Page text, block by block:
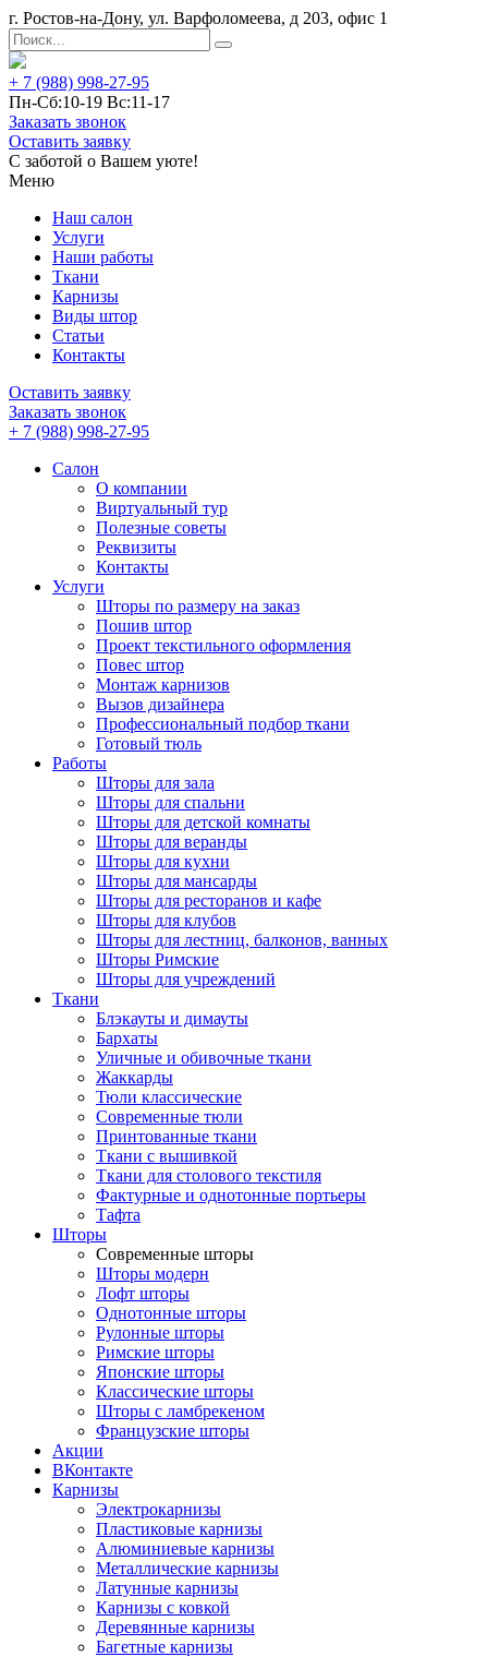
г. Ростов-на-Дону, ул. Варфоломеева, д 203, офис 1
+ 7 (988) 998-27-95
Пн-Сб:10-19 Вс:11-17
Заказать звонок
Оставить заявку
С заботой о Вашем уюте!
Меню
Наш салон
Услуги
Наши работы
Ткани
Карнизы
Виды штор
Статьи
Контакты
Оставить заявку
Заказать звонок
+ 7 (988) 998-27-95
Салон
О компании
Виртуальный тур
Полезные советы
Реквизиты
Контакты
Услуги
Шторы по размеру на заказ
Пошив штор
Проект текстильного оформления
Повес штор
Монтаж карнизов
Вызов дизайнера
Профессиональный подбор ткани
Готовый тюль
Работы
Шторы для зала
Шторы для спальни
Шторы для детской комнаты
Шторы для веранды
Шторы для кухни
Шторы для мансарды
Шторы для ресторанов и кафе
Шторы для клубов
Шторы для лестниц, балконов, ванных
Шторы Римские
Шторы для учреждений
Ткани
Блэкауты и димауты
Бархаты
Уличные и обивочные ткани
Жаккарды
Тюли классические
Современные тюли
Принтованные ткани
Ткани с вышивкой
Ткани для столового текстиля
Фактурные и однотонные портьеры
Тафта
Шторы
Современные шторы
Шторы модерн
Лофт шторы
Однотонные шторы
Рулонные шторы
Римские шторы
Японские шторы
Классические шторы
Шторы с ламбрекеном
Французские шторы
Акции
ВКонтакте
Карнизы
Электрокарнизы
Пластиковые карнизы
Алюминиевые карнизы
Металлические карнизы
Латунные карнизы
Карнизы с ковкой
Деревянные карнизы
Багетные карнизы